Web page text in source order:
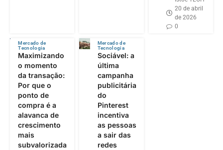
20 de abril
de 2026
0
Mercado de
Tecnologia
Maximizando
o momento
da transação:
Por que o
ponto de
compra é a
alavanca de
crescimento
mais
subvalorizada
Mercado de
Tecnologia
Sociável: a
última
campanha
publicitária
do
Pinterest
incentiva
as pessoas
a sair das
redes